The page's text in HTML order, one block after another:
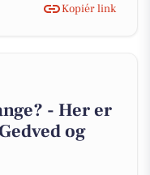
Kopiér link
- Her er
og